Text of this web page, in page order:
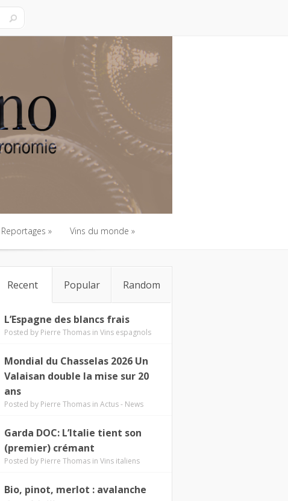
Reportages
Reportages
Vins du monde
Vins du monde
Recent Popular Random
L’Espagne des blancs frais
Posted by Pierre Thomas in Vins espagnols
Mondial du Chasselas 2026 Un
Valaisan double la mise sur 20
ans
Posted by Pierre Thomas in Actus - News
Garda DOC: L’Italie tient son
(premier) crémant
Posted by Pierre Thomas in Vins italiens
Bio, pinot, merlot : avalanche